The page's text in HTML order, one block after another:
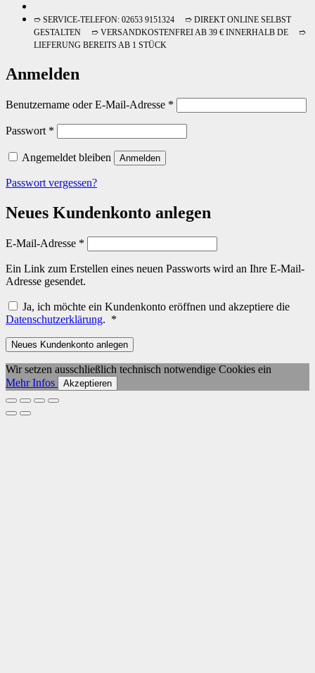
➱ SERVICE-TELEFON: 02653 9151324 ➱ DIREKT ONLINE SELBST
GESTALTEN ➱ VERSANDKOSTENFREI AB 39 € INNERHALB DE ➱
LIEFERUNG BEREITS AB 1 STÜCK
Anmelden
Benutzername oder E-Mail-Adresse *
Passwort *
Angemeldet bleiben Anmelden
Passwort vergessen?
Neues Kundenkonto anlegen
E-Mail-Adresse *
Ein Link zum Erstellen eines neuen Passworts wird an Ihre E-Mail-
Adresse gesendet.
Ja, ich möchte ein Kundenkonto eröffnen und akzeptiere die
Datenschutzerklärung. *
Neues Kundenkonto anlegen
Wir setzen ausschließlich technisch notwendige Cookies ein
Mehr Infos
Akzeptieren